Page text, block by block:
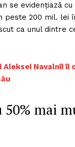
se evidenţiază
peste 200 mil. lei
ca unul dintre
Aleksei Navalnîi îi
50% mai